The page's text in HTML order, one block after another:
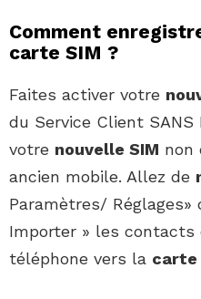
Comment
carte SIM ?
Faites activer votre
du Service Client SANS
votre nouvelle SIM non
ancien mobile. Allez de
Paramètres/
Importer » les contacts
téléphone vers la carte